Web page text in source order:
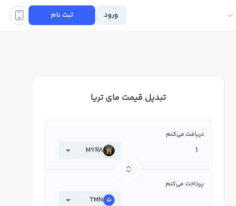
ورود ثبت نام
تبدیل قیمت مای تریا
دریافت می‌کنم
MYRA
پرداخت می‌کنم
TMN